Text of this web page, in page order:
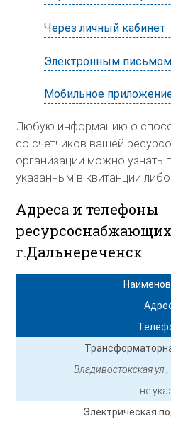
Через личный кабинет
Электронным письмом
Мобильное
Любую информацию о
со счетчиков вашей
организации можно узнать
указанным в квитанции
Адреса и телефоны
г.Дальнереченск
Владивостокская
не
Электрическая